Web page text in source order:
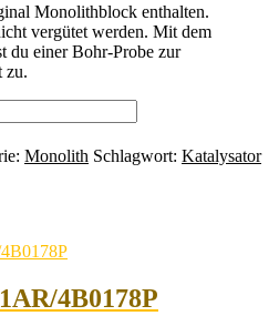
Monolithblock enthalten.
vergütet werden. Mit dem
du einer Bohr-Probe zur
zu.
Monolith Schlagwort: Katalysator
4B0178P